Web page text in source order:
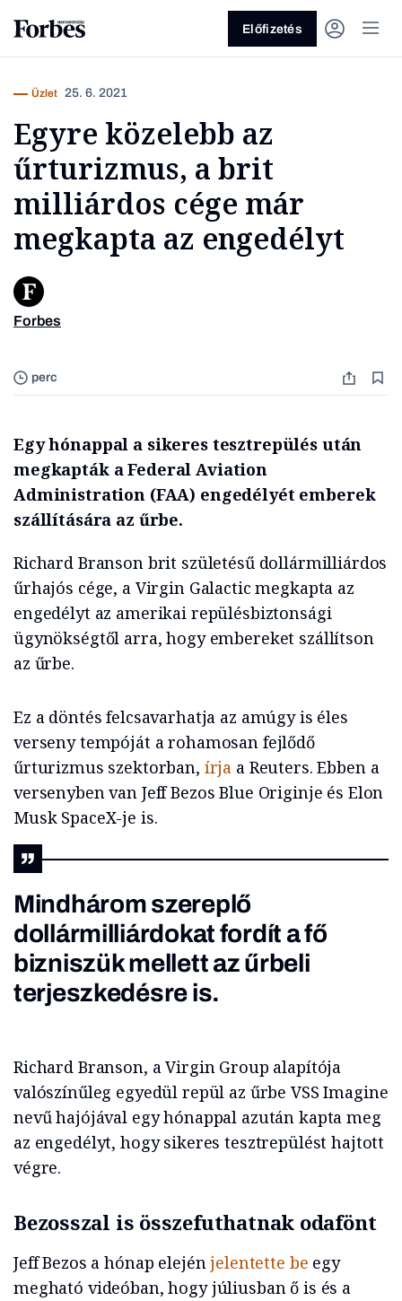
Vagy fedezze fel a következő
Előfizetés
perc
Üzlet 25. 6. 2021
Egyre közelebb az
űrturizmus, a brit
milliárdos cége már
megkapta az engedélyt
Forbes
Egy hónappal a sikeres tesztrepülés után
megkapták a Federal Aviation
Administration (FAA) engedélyét emberek
szállítására az űrbe.
Richard Branson brit születésű dollármilliárdos
űrhajós cége, a Virgin Galactic megkapta az
engedélyt az amerikai repülésbiztonsági
ügynökségtől arra, hogy embereket szállítson
az űrbe.
Ez a döntés felcsavarhatja az amúgy is éles
verseny tempóját a rohamosan fejlődő
űrturizmus szektorban, írja a Reuters. Ebben a
versenyben van Jeff Bezos Blue Originje és Elon
Musk SpaceX-je is.
Mindhárom szereplő
dollármilliárdokat fordít a fő
bizniszük mellett az űrbeli
terjeszkedésre is.
Richard Branson, a Virgin Group alapítója
valószínűleg egyedül repül az űrbe VSS Imagine
nevű hajójával egy hónappal azután kapta meg
az engedélyt, hogy sikeres tesztrepülést hajtott
végre.
Bezosszal is összefuthatnak odafönt
Jeff Bezos a hónap elejénjelentette be egy
megható videóban, hogy júliusban ő is és a